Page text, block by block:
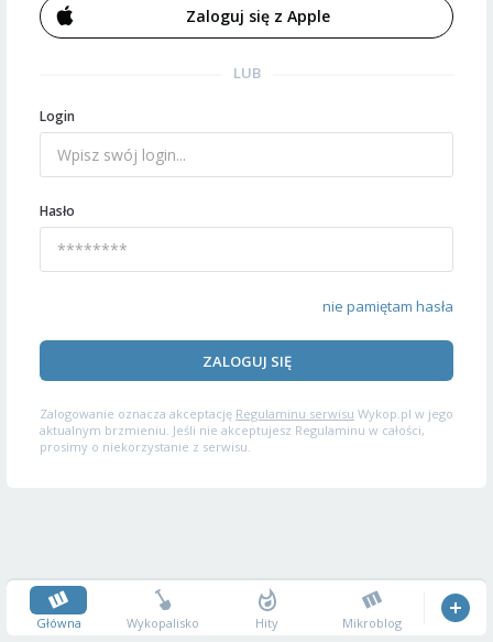
Zaloguj się z Apple
LUB
Login
Hasło
nie pamiętam hasła
ZALOGUJ SIĘ
Zalogowanie oznacza akceptację Regulaminu serwisu Wykop.pl w jego
aktualnym brzmieniu. Jeśli nie akceptujesz Regulaminu w całości,
prosimy o niekorzystanie z serwisu.
Główna Wykopalisko Hity Mikroblog